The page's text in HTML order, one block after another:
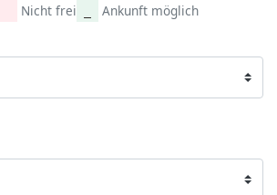
Nicht frei Ankunft möglich